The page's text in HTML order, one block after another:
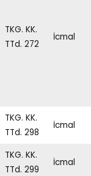
TKG. KK.
TTd. 272
İcmal
TKG. KK.
TTd. 298
İcmal
TKG. KK.
TTd. 299
İcmal